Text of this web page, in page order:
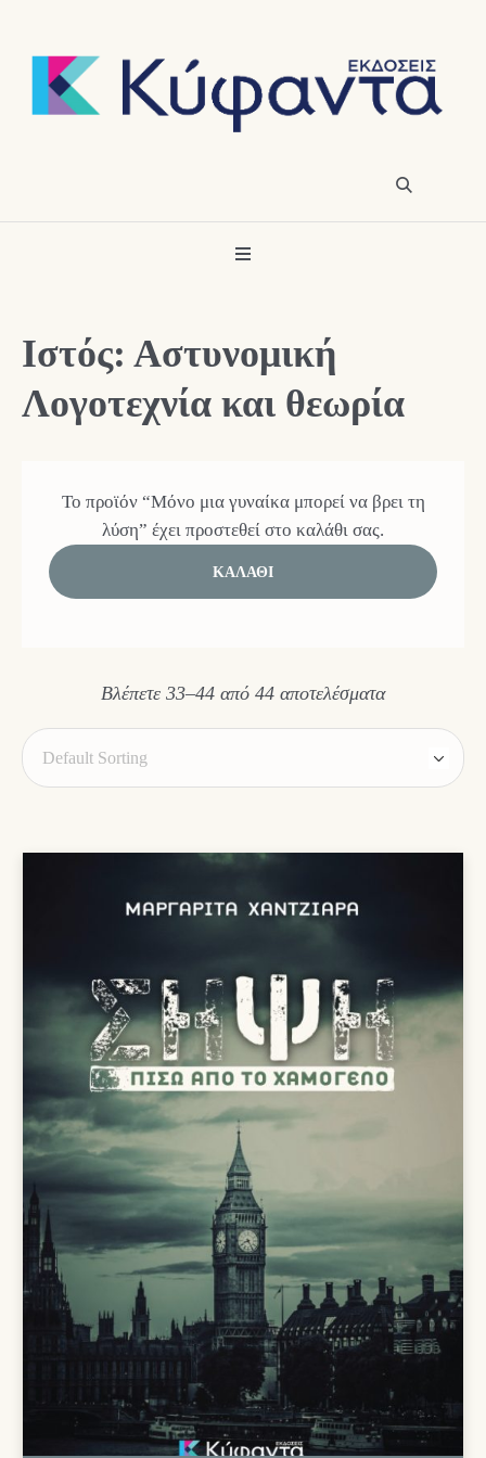
Ιστός: Αστυνομική
Λογοτεχνία και θεωρία
Το προϊόν “Μόνο μια γυναίκα μπορεί να βρει τη
λύση” έχει προστεθεί στο καλάθι σας.
ΚΑΛΆΘΙ
Βλέπετε 33–44 από 44 αποτελέσματα